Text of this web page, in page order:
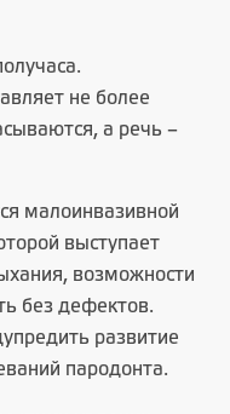
не более
а речь –
малоинвазивной
выступает
возможности
без дефектов.
развитие
пародонта.